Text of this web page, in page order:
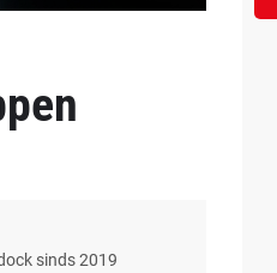
sinds 2019